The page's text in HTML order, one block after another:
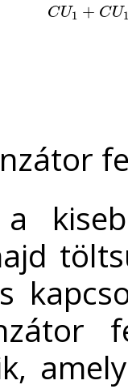
CU1 + CU1
CU1 +C U1=